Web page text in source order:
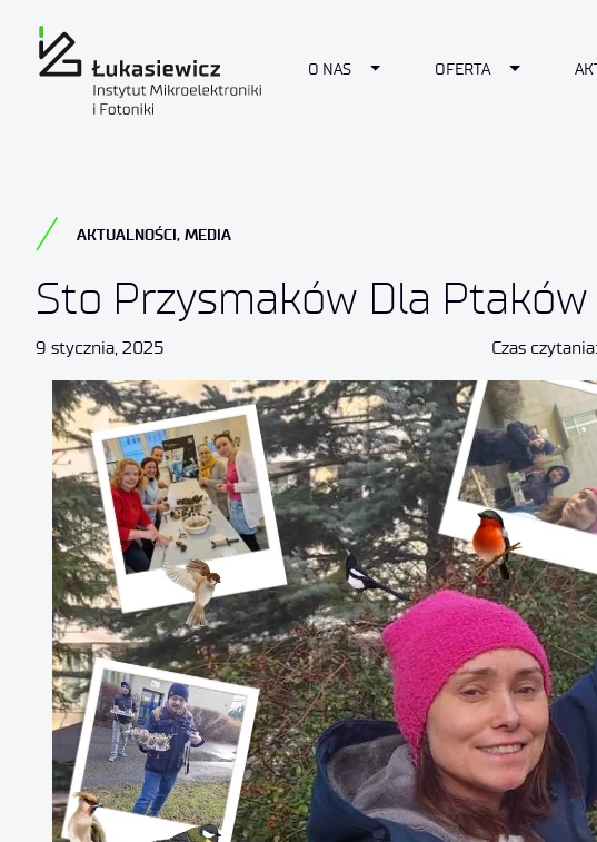
O NAS Toggle Dropdown
OFERTA Toggle
AKTUALNOŚCI, MEDIA
Sto Przysmaków Dla Ptaków
9 stycznia, 2025 Czas